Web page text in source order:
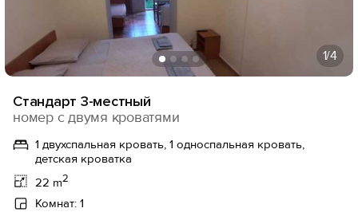
1/4
Стандарт 3-местный
номер с двумя кроватями
1 двухспальная кровать, 1 односпальная кровать,
детская кроватка
22 m2
Комнат: 1